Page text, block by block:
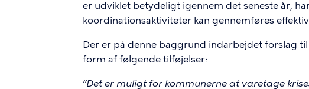
er udviklet betydeligt igennem det seneste år,
koordinationsaktiviteter kan gennemføres
Der er på denne baggrund indarbejdet forslag
form af følgende tilføjelser:
”Det er muligt for kommunerne at varetage